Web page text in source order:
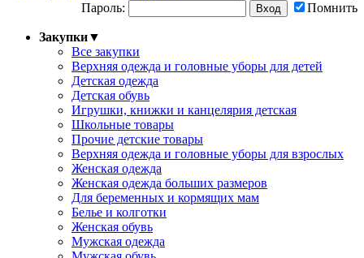
Пароль:
Помнить
Закупки▼
Все закупки
Верхняя одежда и головные уборы для детей
Детская одежда
Детская обувь
Игрушки, книжки и канцелярия детская
Школьные товары
Прочие детские товары
Верхняя одежда и головные уборы для взрослых
Женская одежда
Женская одежда больших размеров
Для беременных и кормящих мам
Белье и колготки
Женская обувь
Мужская одежда